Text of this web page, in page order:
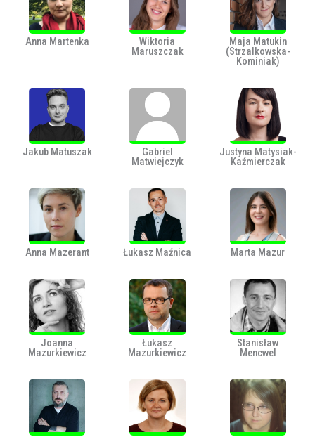
Anna Martenka
Wiktoria
Maruszczak
Maja Matukin
(Strzalkowska-
Kominiak)
Jakub Matuszak
Gabriel
Matwiejczyk
Justyna Matysiak-
Kaźmierczak
Anna Mazerant Łukasz Maźnica Marta Mazur
Joanna
Mazurkiewicz
Łukasz
Mazurkiewicz
Stanisław
Mencwel